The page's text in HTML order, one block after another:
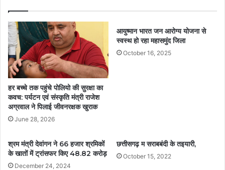
हर बच्चे तक पहुंचे पोलियो की सुरक्षा का
कवच: पर्यटन एवं संस्कृति मंत्री राजेश
अग्रवाल ने पिलाई जीवनरक्षक खुराक
June 28, 2026
आयुष्मान भारत जन आरोग्य योजना से
स्वस्थ हो रहा महासमुंद जिला
October 16, 2025
श्रम मंत्री देवांगन ने 66 हजार श्रमिकों
के खातों में ट्रांसफर किए 48.82 करोड़
December 24, 2024
छत्तीसगढ़ म सराबबंदी के तइयारी,
October 15, 2022